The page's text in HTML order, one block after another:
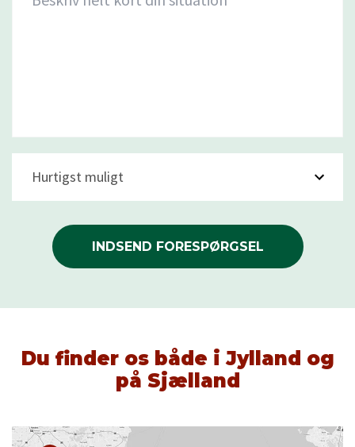
Hurtigst muligt
INDSEND FORESPØRGSEL
Du finder os både i Jylland og
på Sjælland